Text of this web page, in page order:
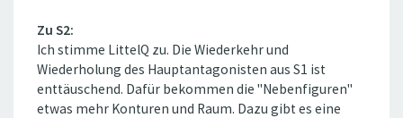
Zu S2:
Ich stimme LittelQ zu. Die Wiederkehr und
Wiederholung des Hauptantagonisten aus S1 ist
enttäuschend. Dafür bekommen die ''Nebenfiguren''
etwas mehr Konturen und Raum. Dazu gibt es eine